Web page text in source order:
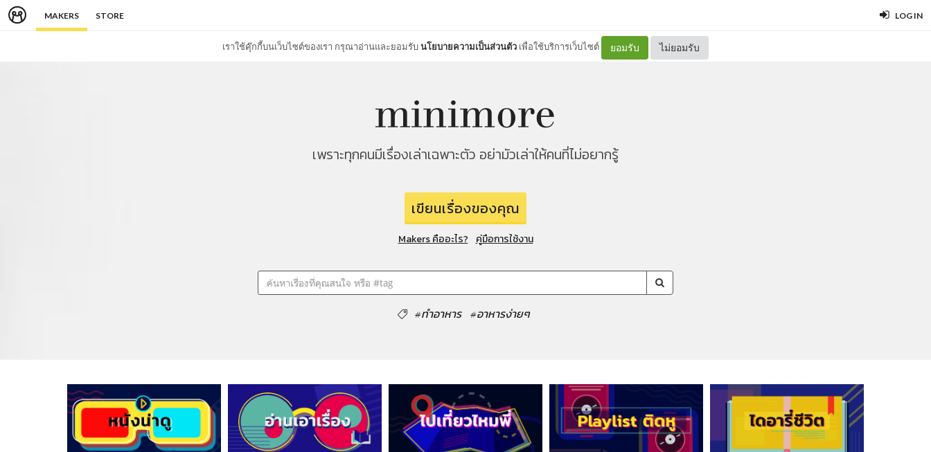
MAKERS STORE LOG IN
เราใช้คุ๊กกี้บนเว็บไซต์ของเรา กรุณาอ่านและยอมรับนโยบายความเป็นส่วนตัว เพื่อใช้บริการเว็บไซต์ ยอมรับ ไม่ยอมรับ
เพราะทุกคนมีเรื่องเล่าเฉพาะตัว อย่ามัวเล่าให้คนที่ไม่อยากรู้
เขียนเรื่องของคุณ
Makers คืออะไร? คู่มือการใช้งาน
#ทำอาหาร #อาหารง่ายๆ